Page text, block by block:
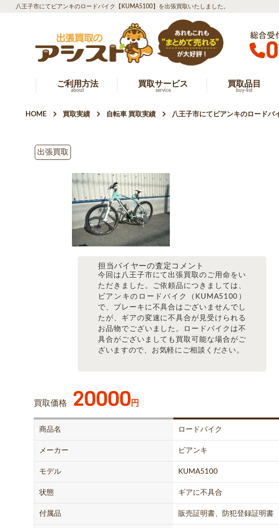
八王子市にてビアンキのロードバイク【KUMA5100】を出張買取いたしました。
ご利用方法
about
買取サービス
service
買取品目
buy-list
HOME 買取実績 自転車 買取実績 八王子市にてビアンキのロードバ
出張買取
担当バイヤーの査定コメント
今回は八王子市にて出張買取のご用命をい
ただきました。ご依頼品につきましては、
ビアンキのロードバイク（KUMA5100）
で、ブレーキに不具合はございませんでし
たが、ギアの変速に不具合が見受けられる
お品物でございました。ロードバイクは不
具合がございましても買取可能な場合がご
ざいますので、お気軽にご相談ください。
買取価格 20000円
商品名 ロードバイク
メーカー ビアンキ
モデル KUMA5100
状態 ギアに不具合
付属品 販売証明書、防犯登録証明書